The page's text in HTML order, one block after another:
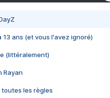
13 ans (et vous l'avez ignoré)
(littéralement)
Rayan
toutes les règles